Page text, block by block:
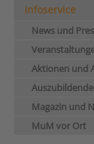
Infoservice
News und
Aktionen und
Magazin und
MuM vor Ort